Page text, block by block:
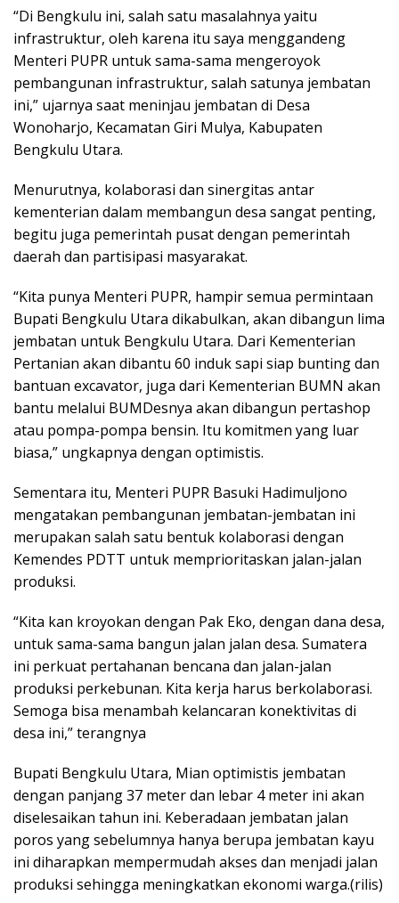
“Di Bengkulu ini, salah satu masalahnya yaitu
infrastruktur, oleh karena itu saya menggandeng
Menteri PUPR untuk sama-sama mengeroyok
pembangunan infrastruktur, salah satunya jembatan
ini,” ujarnya saat meninjau jembatan di Desa
Wonoharjo, Kecamatan Giri Mulya, Kabupaten
Bengkulu Utara.
Menurutnya, kolaborasi dan sinergitas antar
kementerian dalam membangun desa sangat penting,
begitu juga pemerintah pusat dengan pemerintah
daerah dan partisipasi masyarakat.
“Kita punya Menteri PUPR, hampir semua permintaan
Bupati Bengkulu Utara dikabulkan, akan dibangun lima
jembatan untuk Bengkulu Utara. Dari Kementerian
Pertanian akan dibantu 60 induk sapi siap bunting dan
bantuan excavator, juga dari Kementerian BUMN akan
bantu melalui BUMDesnya akan dibangun pertashop
atau pompa-pompa bensin. Itu komitmen yang luar
biasa,” ungkapnya dengan optimistis.
Sementara itu, Menteri PUPR Basuki Hadimuljono
mengatakan pembangunan jembatan-jembatan ini
merupakan salah satu bentuk kolaborasi dengan
Kemendes PDTT untuk memprioritaskan jalan-jalan
produksi.
“Kita kan kroyokan dengan Pak Eko, dengan dana desa,
untuk sama-sama bangun jalan jalan desa. Sumatera
ini perkuat pertahanan bencana dan jalan-jalan
produksi perkebunan. Kita kerja harus berkolaborasi.
Semoga bisa menambah kelancaran konektivitas di
desa ini,” terangnya
Bupati Bengkulu Utara, Mian optimistis jembatan
dengan panjang 37 meter dan lebar 4 meter ini akan
diselesaikan tahun ini. Keberadaan jembatan jalan
poros yang sebelumnya hanya berupa jembatan kayu
ini diharapkan mempermudah akses dan menjadi jalan
produksi sehingga meningkatkan ekonomi warga.(rilis)